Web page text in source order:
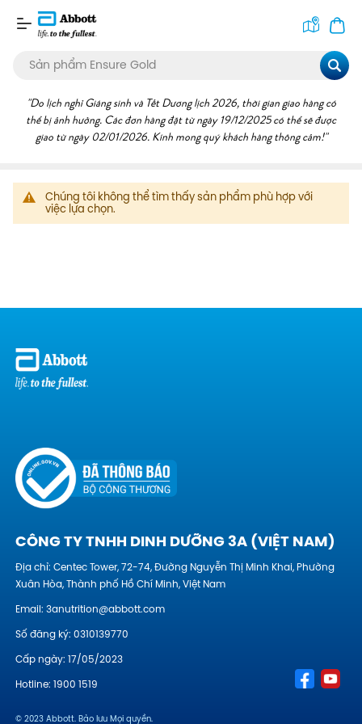
Tìm
Chúng tôi không thể tìm thấy sản phẩm phù hợp với
việc lựa chọn.
CÔNG TY TNHH DINH DƯỠNG 3A (VIỆT NAM)
Địa chỉ: Centec Tower, 72-74, Đường Nguyễn Thị Minh Khai, Phường
Xuân Hòa, Thành phố Hồ Chí Minh, Việt Nam
Email: 3anutrition@abbott.com
Số đăng ký: 0310139770
Cấp ngày: 17/05/2023
Hotline: 1900 1519
© 2023 Abbott. Bảo lưu Mọi quyền.